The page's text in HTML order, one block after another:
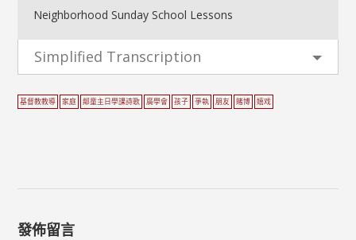
Neighborhood Sunday School Lessons
Simplified Transcription
基督教教導 家庭 鄰童主日學課詩歌 廣學會 孩子 爭執 朋友 賭博 嬉戏
發佈留言